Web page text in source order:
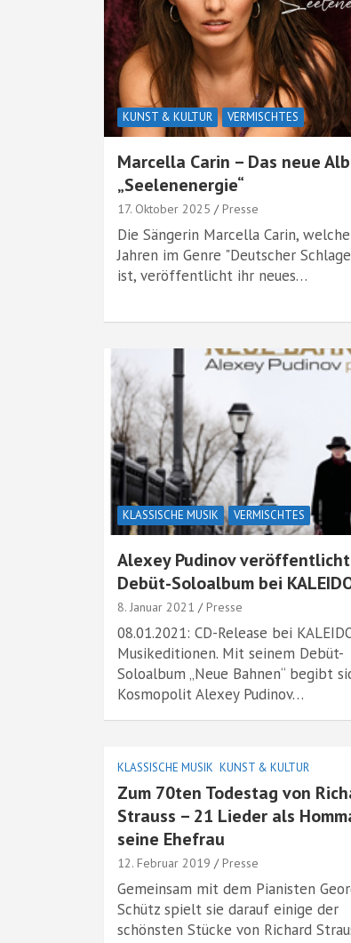
KUNST & KULTUR VERMISCHTES
Marcella Carin – Das neue
„Seelenenergie“
17. Oktober 2025 Presse
Die Sängerin Marcella Carin,
Jahren im Genre "Deutscher
ist, veröffentlicht ihr neues…
KLASSISCHE MUSIK VERMISCHTES
Alexey Pudinov veröffentlicht
Debüt-Soloalbum bei
8. Januar 2021 Presse
08.01.2021: CD-Release bei
Musikeditionen. Mit seinem Debüt-
Soloalbum „Neue Bahnen“ begibt
Kosmopolit Alexey Pudinov…
KLASSISCHE MUSIK KUNST & KULTUR
Zum 70ten Todestag von
Strauss – 21 Lieder als
seine Ehefrau
12. Februar 2019 Presse
Gemeinsam mit dem Pianisten
Schütz spielt sie darauf einige der
schönsten Stücke von Richard